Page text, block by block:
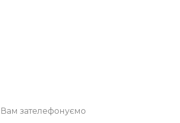
зателефонуємо